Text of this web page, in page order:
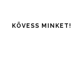
KÖVESS MINKET!